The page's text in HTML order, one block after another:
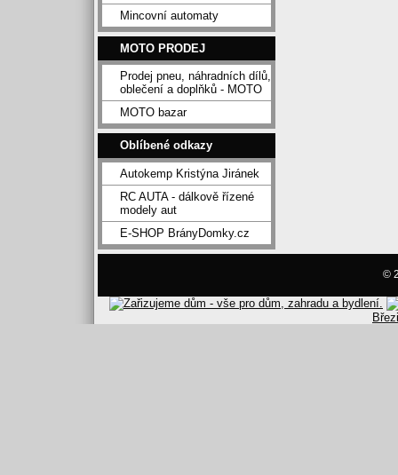
Mincovní automaty
MOTO PRODEJ
Prodej pneu, náhradních dílů,
oblečení a doplňků - MOTO
MOTO bazar
Oblíbené odkazy
Autokemp Kristýna Jiránek
RC AUTA - dálkově řízené
modely aut
E-SHOP BrányDomky.cz
©